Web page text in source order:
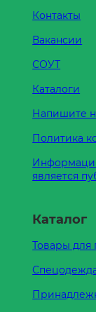
Контакты
Вакансии
СОУТ
Каталоги
Напишите
Политика
является
Каталог
Товары для